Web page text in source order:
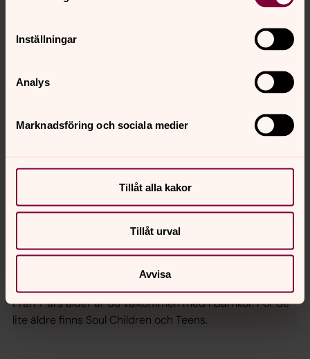
Inställningar
Analys
Marknadsföring och sociala medier
Tillåt alla kakor
Tillåt urval
Avvisa
Körer för barn och unga
Från 7 års ålder är du välkommen med i barnkör. För de
lite äldre finns Soul Children och Teens.